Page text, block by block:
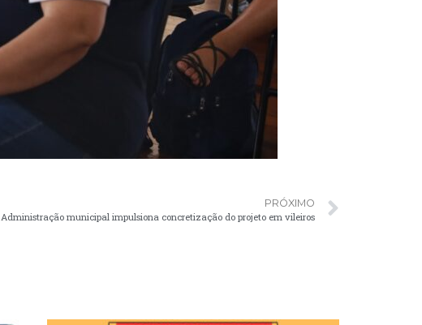
PRÓXIMO
Administração municipal impulsiona concretização do projeto em vileiros